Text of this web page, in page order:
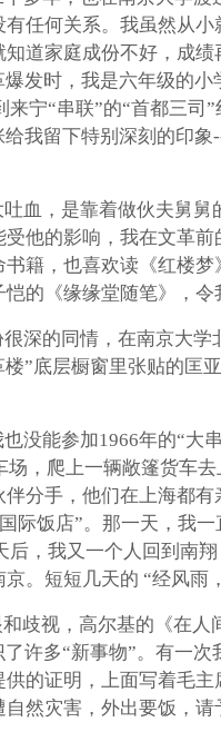
任何关系。我虽然从
道家庭成份不好，成绩
发时，我是六年级的
宁“串联”的“首都三司
我留下特别深刻的印
血，是靠着做伙夫舅
他的影响，我在文革
籍，也喜欢读《红楼
的《缘缘堂随笔》，令
深的同情，在南京大学
”底层橱窗里张贴的匡
没能参加1966年的“大
，爬上一辆敞篷货车
分手，他们在上海都
际饭店”。那一天，我
，我又一个人回到南
。短短几天的 “经风雨
歧视，高尔基的《在
许多“新事物”。有一
的证明，上面写着毛
然灾害，外出要饭，请